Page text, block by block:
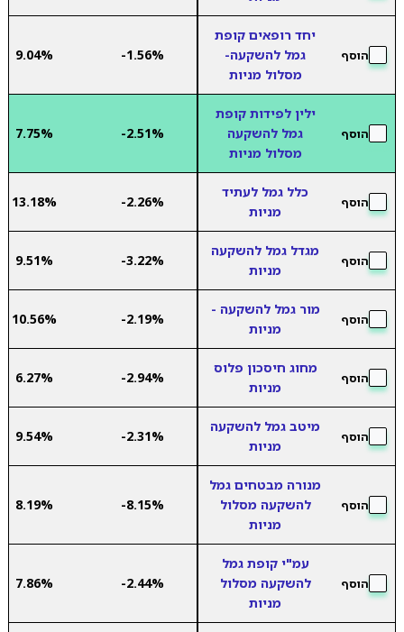
הוסף
יחד רופאים קופת
גמל להשקעה-
מסלול מניות
-1.56%
9.04%
הוסף
ילין לפידות קופת
גמל להשקעה
מסלול מניות
-2.51%
7.75%
הוסף
כלל גמל לעתיד
מניות
-2.26%
13.18%
הוסף
מגדל גמל להשקעה
מניות
-3.22%
9.51%
הוסף
מור גמל להשקעה -
מניות
-2.19%
10.56%
הוסף
מחוג חיסכון פלוס
מניות
-2.94%
6.27%
הוסף
מיטב גמל להשקעה
מניות
-2.31%
9.54%
הוסף
מנורה מבטחים גמל
להשקעה מסלול
מניות
-8.15%
8.19%
הוסף
עמ"י קופת גמל
להשקעה מסלול
מניות
-2.44%
7.86%